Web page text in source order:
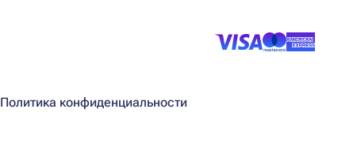
Политика конфиденциальности